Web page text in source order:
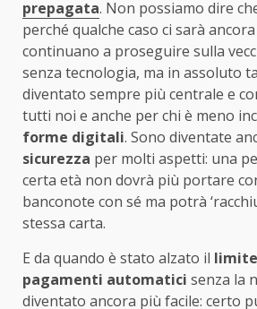
prepagata. Non possiamo dire
perché qualche caso ci sarà
continuano a proseguire sulla
senza tecnologia, ma in assoluto
diventato sempre più centrale e
tutti noi e anche per chi è meno
forme digitali. Sono diventate
sicurezza per molti aspetti: una
certa età non dovrà più portare
banconote con sé ma potrà
stessa carta.
E da quando è stato alzato il
pagamenti automatici senza la
diventato ancora più facile: certo